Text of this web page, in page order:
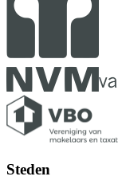
Steden